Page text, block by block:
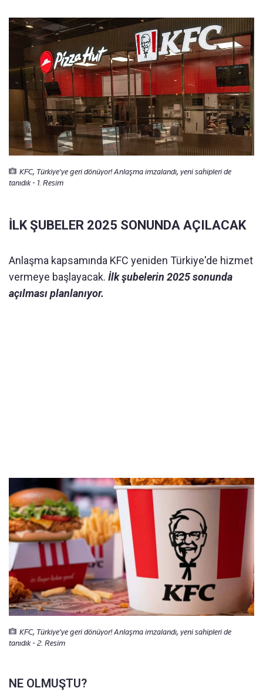
KFC, Türkiye'ye geri dönüyor! Anlaşma imzalandı, yeni sahipleri de
tanıdık - 1. Resim
İLK ŞUBELER 2025 SONUNDA AÇILACAK
Anlaşma kapsamında KFC yeniden Türkiye'de hizmet
vermeye başlayacak. İlk şubelerin 2025 sonunda
açılması planlanıyor.
KFC, Türkiye'ye geri dönüyor! Anlaşma imzalandı, yeni sahipleri de
tanıdık - 2. Resim
NE OLMUŞTU?